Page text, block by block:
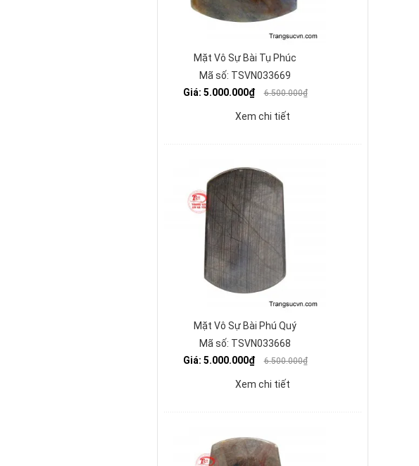
Mặt Vô Sự Bài Tụ Phúc
Mã số: TSVN033669
Giá: 5.000.000₫
6.500.000₫
Xem chi tiết
Mặt Vô Sự Bài Phú Quý
Mã số: TSVN033668
Giá: 5.000.000₫
6.500.000₫
Xem chi tiết